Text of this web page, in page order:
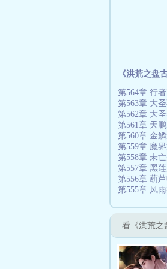
《洪荒之盘
第564章 行
第563章 大
第562章 大
第561章 天
第560章 金
第559章 魔
第558章 未
第557章 黑
第556章 葫
第555章 风
看《洪荒之